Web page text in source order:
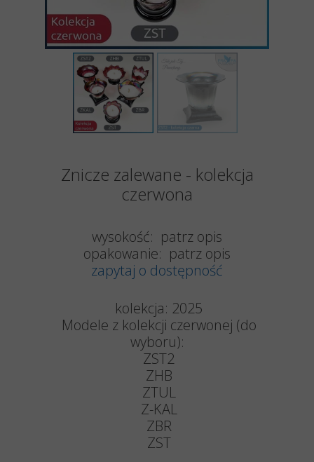
Znicze zalewane - kolekcja
czerwona
wysokość: patrz opis
opakowanie: patrz opis
zapytaj o dostępność
kolekcja: 2025
Modele z kolekcji czerwonej (do
wyboru):
ZST2
ZHB
ZTUL
Z-KAL
ZBR
ZST